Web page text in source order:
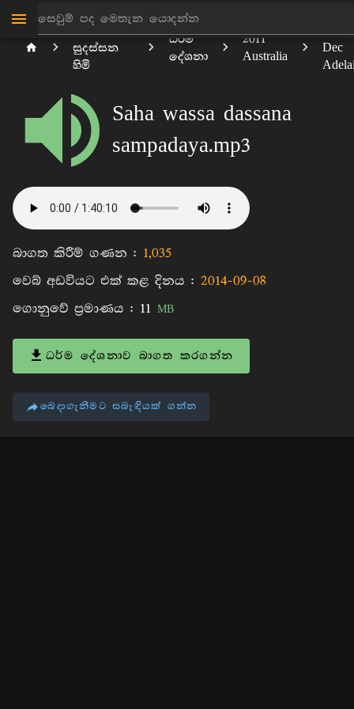
සුදස්සන
හිමි
ධර්ම
දේශනා
2011
Australia
Dec
Saha wassa dassana
sampadaya.mp3
බාගත කිරීම් ගණන : 1,035
වෙබ් අඩවියට එක් කළ දිනය : 2014-09-08
ගොනුවේ ප්‍රමාණය : 11 MB
ධර්ම දේශනාව බාගත කරගන්න
බෙදාගැනීමට සබැඳියක් ගන්න